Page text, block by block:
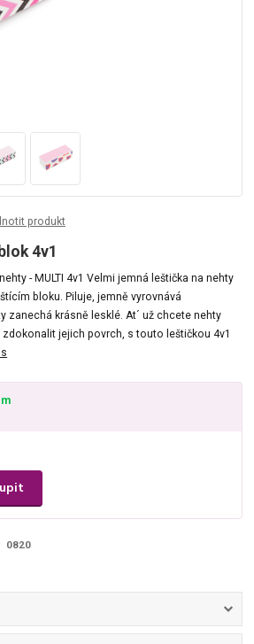
produkt
4v1
- MULTI 4v1 Velmi jemná leštička na nehty
bloku. Piluje, jemně vyrovnává
zanechá krásně lesklé. At´ už chcete nehty
jejich povrch, s touto leštičkou 4v1
0820